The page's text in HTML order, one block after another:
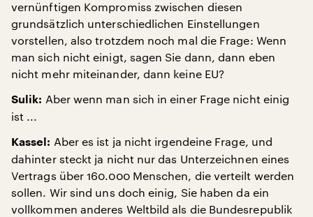
vernünftigen Kompromiss zwischen diesen
grundsätzlich unterschiedlichen Einstellungen
vorstellen, also trotzdem noch mal die Frage: Wenn
man sich nicht einigt, sagen Sie dann, dann eben
nicht mehr miteinander, dann keine EU?
Sulik: Aber wenn man sich in einer Frage nicht einig
ist ...
Kassel: Aber es ist ja nicht irgendeine Frage, und
dahinter steckt ja nicht nur das Unterzeichnen eines
Vertrags über 160.000 Menschen, die verteilt werden
sollen. Wir sind uns doch einig, Sie haben da ein
vollkommen anderes Weltbild als die Bundesrepublik